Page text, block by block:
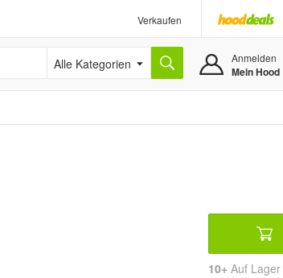
Verkaufen
Alle Kategorien Anmelden
Mein Hood
10+ Auf Lager